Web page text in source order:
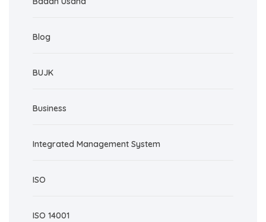
Blog
BUJK
Business
Integrated Management System
ISO
ISO 14001